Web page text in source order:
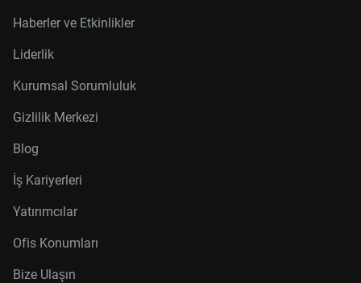
Haberler ve Etkinlikler
Liderlik
Kurumsal Sorumluluk
Gizlilik Merkezi
Blog
İş Kariyerleri
Yatırımcılar
Ofis Konumları
Bize Ulaşın